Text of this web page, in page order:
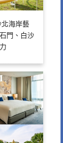
海岸藝
門、白沙